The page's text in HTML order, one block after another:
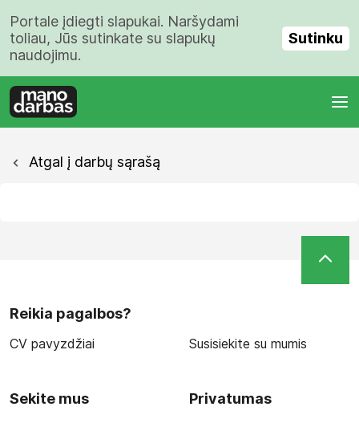
Portale įdiegti slapukai. Naršydami
toliau, Jūs sutinkate su slapukų
naudojimu.
Sutinku
Atgal į darbų sąrašą
Reikia pagalbos?
CV pavyzdžiai Susisiekite su mumis
Sekite mus Privatumas